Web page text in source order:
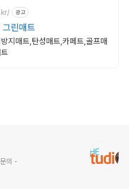
광고
린매트
지매트,탄성매트,카페트,골프매